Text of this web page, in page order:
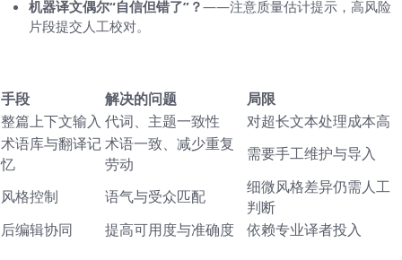
机器译文偶尔“自信但错了”？——注意质量估计提示，高风险
片段提交人工校对。
手段 解决的问题
局限
整篇上下文输入 代词、主题一致性
对超长文本处理成本高
术语库与翻译记
忆
术语一致、减少重复
劳动
需要手工维护与导入
风格控制 语气与受众匹配
细微风格差异仍需人工
判断
后编辑协同
提高可用度与准确度 依赖专业译者投入